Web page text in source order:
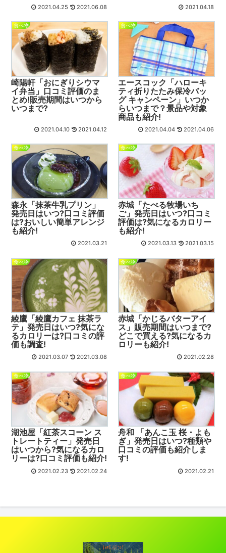
2021.04.25 2021.06.08 2021.04.18
食べ物
崎陽軒「おにぎりシウマ
イ弁当」口コミ評価のま
とめ!販売期間はいつから
いつまで?
2021.04.10 2021.04.12
食べ物
エースコック「ハローキ
ティ折りたたみ保冷バッ
グ キャンペーン」いつか
らいつまで？景品や対象
商品も紹介!
2021.04.04 2021.04.06
食べ物
森永「抹茶牛乳プリン」
発売日はいつ?口コミ評価
は?おいしい簡単アレンジ
も紹介!
2021.03.21
食べ物
赤城「たべる牧場いち
ご」発売日はいつ?口コミ
評価は?気になるカロリー
も紹介!
2021.03.13 2021.03.15
食べ物
綾鷹「綾鷹カフェ 抹茶ラ
テ」発売日はいつ?気にな
るカロリーは?口コミの評
価も調査!
2021.03.07 2021.03.08
食べ物
赤城「かじるバターアイ
ス」販売期間はいつまで?
どこで買える?気になるカ
ロリーも紹介!
2021.02.28
食べ物
湖池屋「紅茶スコーン ス
トレートティー」発売日
はいつから?気になるカロ
リーは?口コミ評価も紹介!
2021.02.23 2021.02.24
食べ物
舟和 「あんこ玉 桜・よも
ぎ」発売日はいつ?種類や
口コミの評価も紹介しま
す!
2021.02.21